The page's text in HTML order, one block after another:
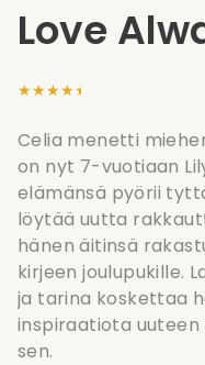
Love
★★★★★
Celia menetti
on nyt 7-vuotiaan
elämänsä pyörii
löytää uutta
hänen äitinsä
kirjeen joulupukille.
ja tarina koskettaa
inspiraatiota
sen.